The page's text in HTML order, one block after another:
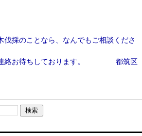
ら、なんでもご相談くださ
しております。 都筑区